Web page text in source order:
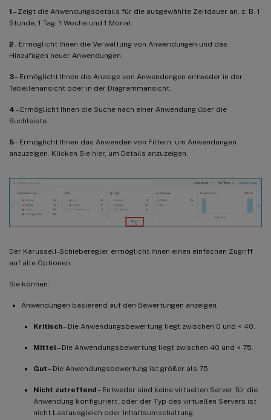
1– Zeigt die Anwendungsdetails für die ausgewählte Zeitdauer an, z. B. 1
Stunde, 1 Tag, 1 Woche und 1 Monat.
2– Ermöglicht Ihnen die Verwaltung von Anwendungen und das
Hinzufügen neuer Anwendungen.
3– Ermöglicht Ihnen die Anzeige von Anwendungen entweder in der
Tabellenansicht oder in der Diagrammansicht.
4– Ermöglicht Ihnen die Suche nach einer Anwendung über die
Suchleiste.
5– Ermöglicht Ihnen das Anwenden von Filtern, um Anwendungen
anzuzeigen. Klicken Sie hier, um Details anzuzeigen.
Der Karussell-Schieberegler ermöglicht Ihnen einen einfachen Zugriff
auf alle Optionen.
Sie können:
Anwendungen basierend auf den Bewertungen anzeigen.
Kritisch– Die Anwendungsbewertung liegt zwischen 0 und < 40.
Mittel– Die Anwendungsbewertung liegt zwischen 40 und < 75.
Gut– Die Anwendungsbewertung ist größer als 75.
Nicht zutreffend– Entweder sind keine virtuellen Server für die
Anwendung konfiguriert, oder der Typ des virtuellen Servers ist
nicht Lastausgleich oder Inhaltsumschaltung.